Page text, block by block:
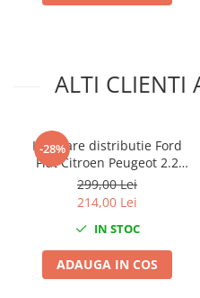
Universale
Volvo
Scule pentru tinichigerie
Scule Pneumatice
Accesorii Pneumatice
Alte scule pneumatice
Chei cu clichet
Compresoare
ALTI CLIENTI
-28%
Kit fixare distributie Ford
Fiat Citroen Peugeot 2.2
TDCI/JTD/HDI
299,00 Lei
214,00 Lei
IN STOC
ADAUGA IN COS